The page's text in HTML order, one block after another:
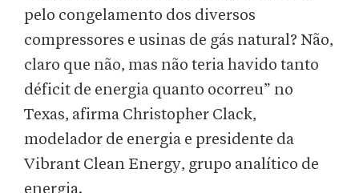
pelo congelamento dos diversos
compressores e usinas de gás natural? Não,
claro que não, mas não teria havido tanto
déficit de energia quanto ocorreu” no
Texas, afirma Christopher Clack,
modelador de energia e presidente da
Vibrant Clean Energy, grupo analítico de
energia.